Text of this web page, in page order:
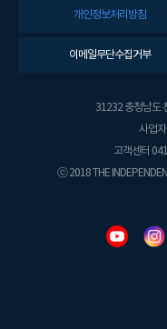
개인정보처리방침
이메일무단수집거부
31232 충청남도
사업
고객센터
ⓒ 2018 THE